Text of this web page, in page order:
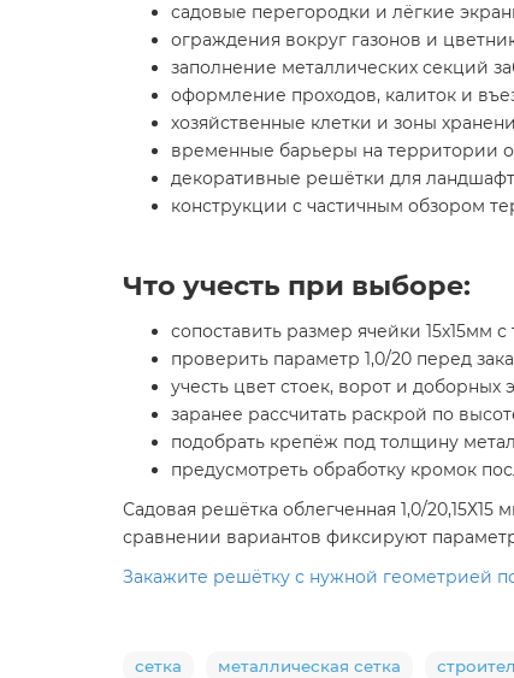
садовые перегородки и лёгкие
ограждения вокруг газонов и
заполнение металлических секций
оформление проходов, калиток и
хозяйственные клетки и зоны
временные барьеры на территории
декоративные решётки для
конструкции с частичным обзором
Что учесть при выборе:
сопоставить размер ячейки 15х15мм
проверить параметр 1,0/20 перед
учесть цвет стоек, ворот и доборных
заранее рассчитать раскрой по
подобрать крепёж под толщину
предусмотреть обработку кромок
Садовая решётка облегченная 1,0/
сравнении вариантов фиксируют
Закажите решётку с нужной геометрией
сетка металлическая сетка